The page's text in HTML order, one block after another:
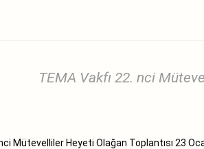
TEMA Vakfı 22. nci
Mütevelliler Heyeti Olağan Toplantısı 23